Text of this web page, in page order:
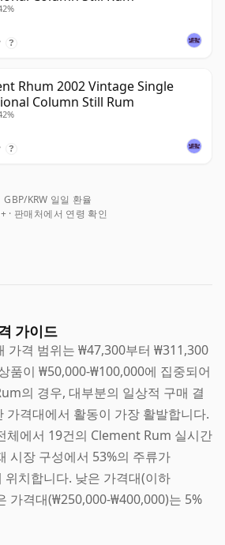
?
Rhum 2002 Vintage Single
Column Still Rum
?
GBP/KRW 일일 환율
· 판매처에서 연령 확인
가이드
가격 범위는 ₩47,300부터 ₩311,300
품이 ₩50,000-₩100,000에 집중되어
의 경우, 대부분의 일상적 구매 결
가격대에서 활동이 가장 활발합니다.
체에서 19건의 Clement Rum 실시간
시장 구성에서 53%의 주류가
치합니다. 낮은 가격대(이하
가격대(₩250,000-₩400,000)는 5%